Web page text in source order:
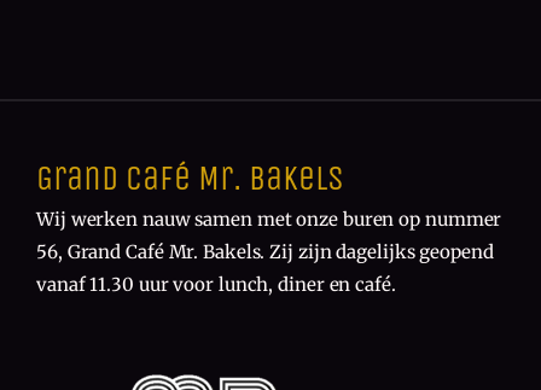
Grand Café Mr. Bakels
Wij werken nauw samen met onze buren op nummer
56, Grand Café Mr. Bakels. Zij zijn dagelijks geopend
vanaf 11.30 uur voor lunch, diner en café.